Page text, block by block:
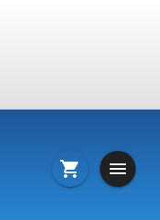
shopping_cart menu